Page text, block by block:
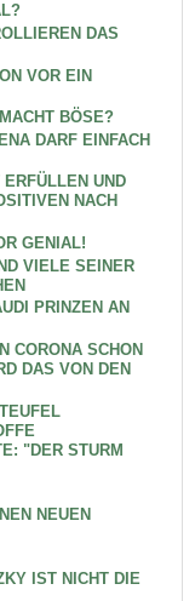
DAS
VOR EIN
BÖSE?
DARF EINFACH
UND
NACH
GENIAL!
VIELE SEINER
PRINZEN AN
CORONA SCHON
DAS VON DEN
"DER STURM
NEUEN
IST NICHT DIE